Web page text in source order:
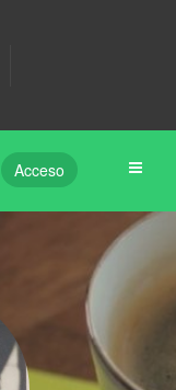
Acceso